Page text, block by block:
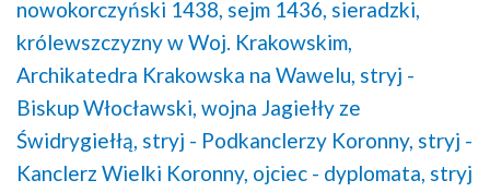
nowokorczyński 1438, sejm 1436, sieradzki,
królewszczyzny w Woj. Krakowskim,
Archikatedra Krakowska na Wawelu, stryj -
Biskup Włocławski, wojna Jagiełły ze
Świdrygiełłą, stryj - Podkanclerzy Koronny, stryj -
Kanclerz Wielki Koronny, ojciec - dyplomata, stryj